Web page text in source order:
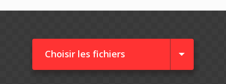
Choisir les fichiers